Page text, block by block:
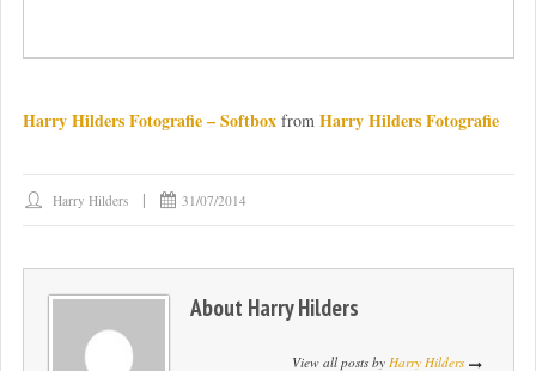
Harry Hilders Fotografie – Softbox from Harry Hilders Fotografie
Harry Hilders 31/07/2014
About Harry Hilders
View all posts by Harry Hilders